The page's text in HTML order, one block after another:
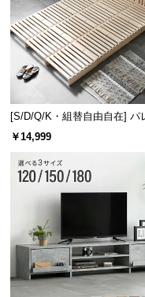
温もりあふれる天
脚部には高い耐久
のやわらかな木目が
[S/D/Q/K・組替自由自在] パ
ベッド 8/12/16枚セット
￥14,999